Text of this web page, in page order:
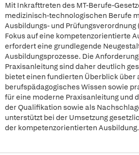
Mit Inkrafttreten des MT-Berufe-
medizinisch-technologischen Berufe
Ausbildungs- und Prüfungsverordnung
Fokus auf eine kompetenzorientierte
erfordert eine grundlegende
Ausbildungsprozesse. Die
Praxisanleitung sind daher deutlich
bietet einen fundierten Überblick über
berufspädagogisches Wissen sowie
für eine moderne Praxisanleitung und
der Qualifikation sowie als
unterstützt bei der Umsetzung
der kompetenzorientierten Ausbildung.